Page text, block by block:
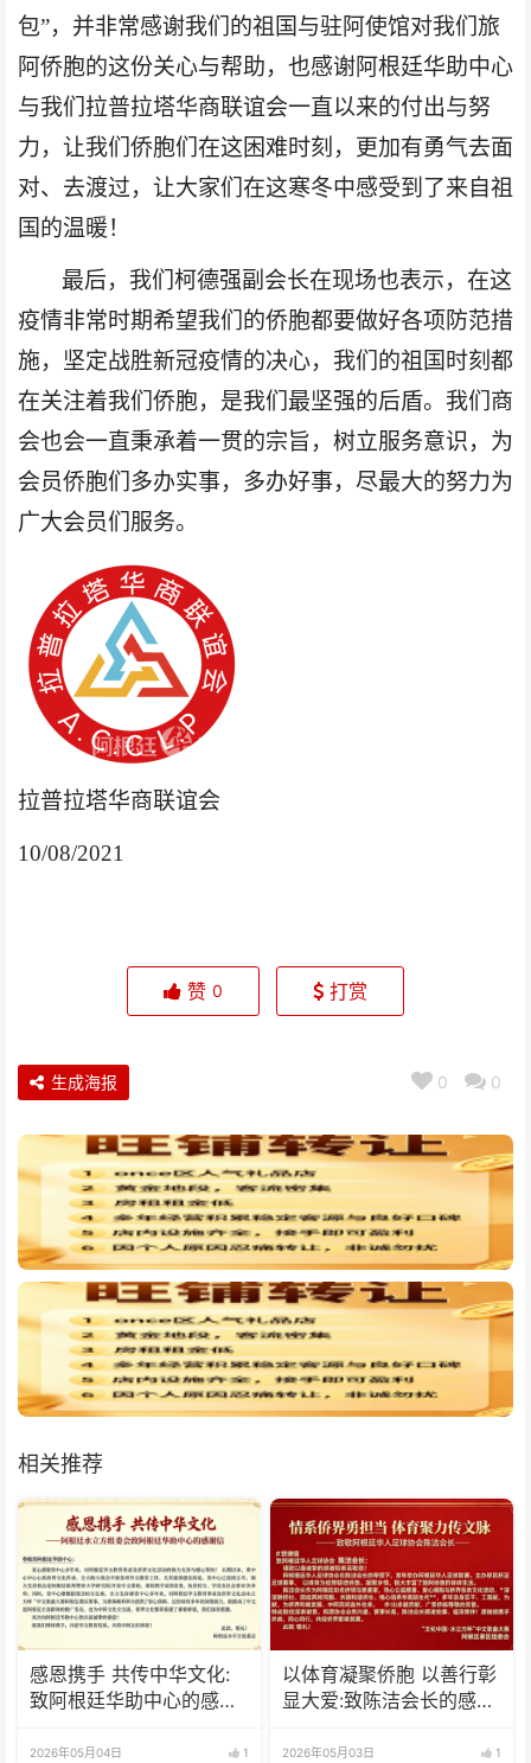
包”，并非常感谢我们的祖国与驻阿使馆对我们旅
阿侨胞的这份关心与帮助，也感谢阿根廷华助中心
与我们拉普拉塔华商联谊会一直以来的付出与努
力，让我们侨胞们 在这困难时刻，更加有勇气去面
对、去渡过，让大家们在这寒冬中感受到了来自祖
国的温暖！
最后，我们柯德强副会长在现场也表示，在这
疫情非常时期希望我们的侨胞都要做好各项防范措
施，坚定战胜新冠疫情的决心，我们的祖国时刻都
在关注着我们侨胞，是我们最坚强的后盾。我们商
会也会一直秉承着一贯的宗旨， 树立服务意识，为
会员侨胞们 多办实事，多办好事， 尽最大的努力为
广大会员们服务。
拉普拉塔华商联谊会
10/08/2021
赞 0 打赏
0 0
生成海报
相关推荐
感恩携手 共传中华文化:
致阿根廷华助中心的感谢
2026年05月04日 1
以体育凝聚侨胞 以善行彰
显大爱:致陈洁会长的感谢
2026年05月03日 1